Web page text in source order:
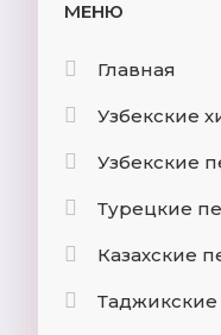
МЕНЮ
Главная
Узбекские
Узбекские
Турецкие
Казахские